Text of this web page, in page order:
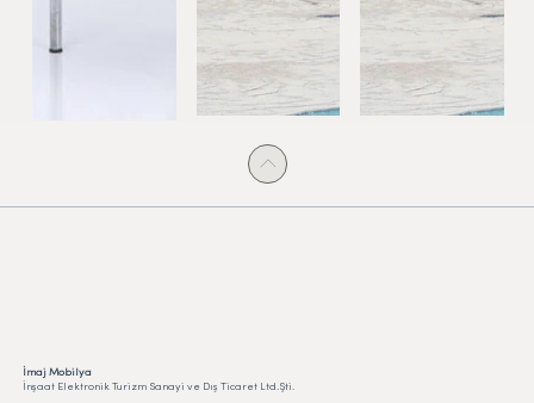
İmaj Mobilya
İnşaat Elektronik Turizm Sanayi ve Dış Ticaret Ltd.Şti.